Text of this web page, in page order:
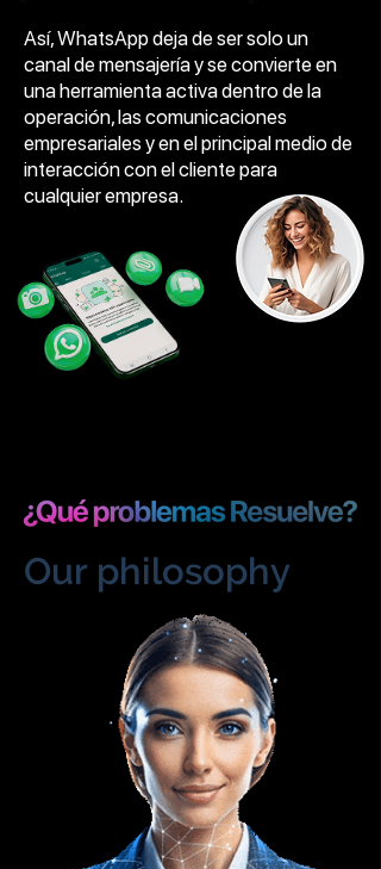
Así, WhatsApp deja de ser solo un
canal de mensajería y se convierte en
una herramienta activa dentro de la
operación, las comunicaciones
empresariales y en el principal medio de
interacción con el cliente para
cualquier empresa.
Our philosophy